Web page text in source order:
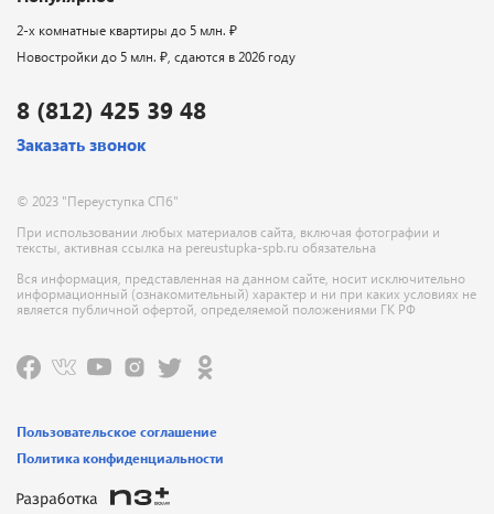
8 (812) 425 39 48
Заказать звонок
© 2023 "Переуступка СПб"
При использовании любых материалов сайта, включая фотографии и
тексты, активная ссылка на pereustupka-spb.ru обязательна
Вся информация, представленная на данном сайте, носит исключительно
информационный (ознакомительный) характер и ни при каких условиях не
является публичной офертой, определяемой положениями ГК РФ
2-х комнатные квартиры до 5 млн. ₽
Новостройки до 5 млн. ₽, сдаются в 2026 году
Пользовательское соглашение
Политика конфиденциальности